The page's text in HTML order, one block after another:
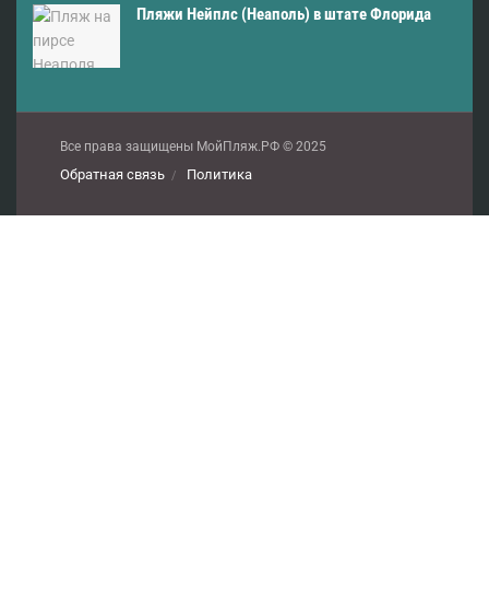
Пляжи Нейплс (Неаполь) в штате Флорида
Все права защищены МойПляж.РФ © 2025
Обратная связь Политика